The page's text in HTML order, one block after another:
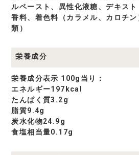
ルペースト、異性化液糖、デキスト
香料、着色料（カラメル、カロチ
類）
栄養成分
栄養成分表示 100g当り：
エネルギー197kcal
たんぱく質3.2g
脂質9.4g
炭水化物24.9g
食塩相当量0.17g